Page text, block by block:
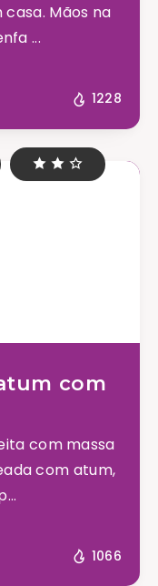
Mãos na
...
1228
com
com massa
com atum,
1066